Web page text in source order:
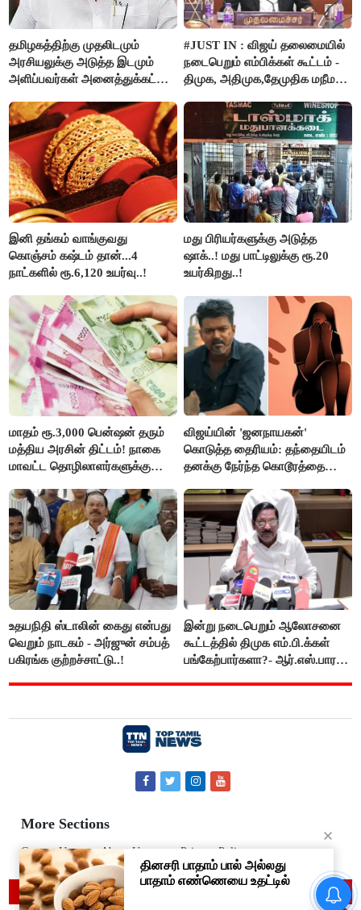
தமிழகத்திற்கு முதலிடமும்
அரசியலுக்கு அடுத்த இடமும்
அளிப்பவர்கள் அனைத்துக்கட்சி
பங்கேற்பார்கள் - மாணிக்கம்
தாகூர்..!!
#JUST IN : விஜய் தலைமையில்
நடைபெறும் எம்பிக்கள் கூட்டம் -
திமுக, அதிமுக,தேமுதிக மநீம
இனி தங்கம் வாங்குவது
கொஞ்சம் கஷ்டம் தான்...4
நாட்களில் ரூ.6,120 உயர்வு..!
மது பிரியர்களுக்கு அடுத்த
ஷாக்..! மது பாட்டிலுக்கு ரூ.20
உயர்கிறது..!
மாதம் ரூ.3,000 பென்ஷன் தரும்
மத்திய அரசின் திட்டம்! நாகை
மாவட்ட தொழிலாளர்களுக்கு
செய்தி!
விஜய்யின் 'ஜனநாயகன்'
கொடுத்த தைரியம்: தந்தையிடம்
தனக்கு நேர்ந்த கொடூரத்தை
உதயநிதி ஸ்டாலின் கைது என்பது
வெறும் நாடகம் - அர்ஜுன் சம்பத்
பகிரங்க குற்றச்சாட்டு..!
இன்று நடைபெறும் ஆலோசனை
கூட்டத்தில் திமுக எம்.பி.க்கள்
பங்கேற்பார்களா?- ஆர்.எஸ்.பாரதி
More Sections
Contact Us About Us Privacy Policy
© 2019 Top Tamil News
இப்படி கூட மரணம் வருமா..??